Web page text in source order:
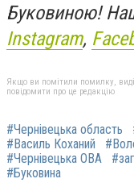
Буковиною!
Instagram,
Якщо ви помітили помилку,
повідомити про це редакцію
#Чернівецька область
#Василь Коханий
#Чернівецька ОВА
#Буковина